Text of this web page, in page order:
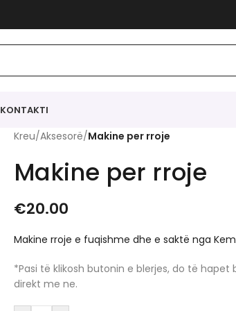
KONTAKTI
Kreu/Aksesorë/Makine per rroje
Makine per rroje
€20.00
Makine rroje e fuqishme dhe e saktë nga
*Pasi të klikosh butonin e blerjes, do të
direkt me ne.